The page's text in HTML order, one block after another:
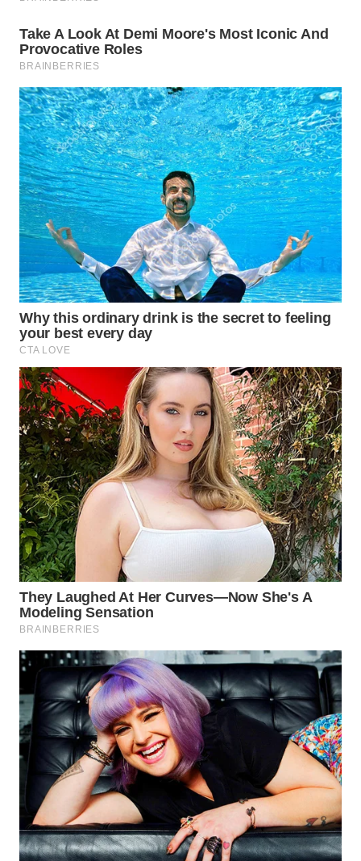
PAKPAK
WN
KARAWANG
WN
BEKASI
WN
BOGOR
WN
DEPOK
WN
TAPANULI
UTARA
WN
SAMOSIR
WN
PADANG
LAWAS
WN
SUMEDANG
WN
CIANJUR
KEPULAUAN
SERIBU
WN
TANGERANG
WN
BINJAI
WN
CIREBON